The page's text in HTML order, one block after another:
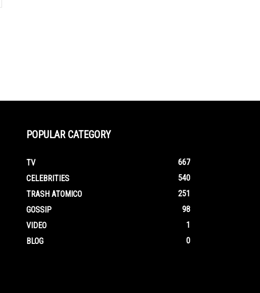
POPULAR CATEGORY
TV
667
CELEBRITIES
540
TRASH ATOMICO
251
GOSSIP
98
VIDEO
1
BLOG
0